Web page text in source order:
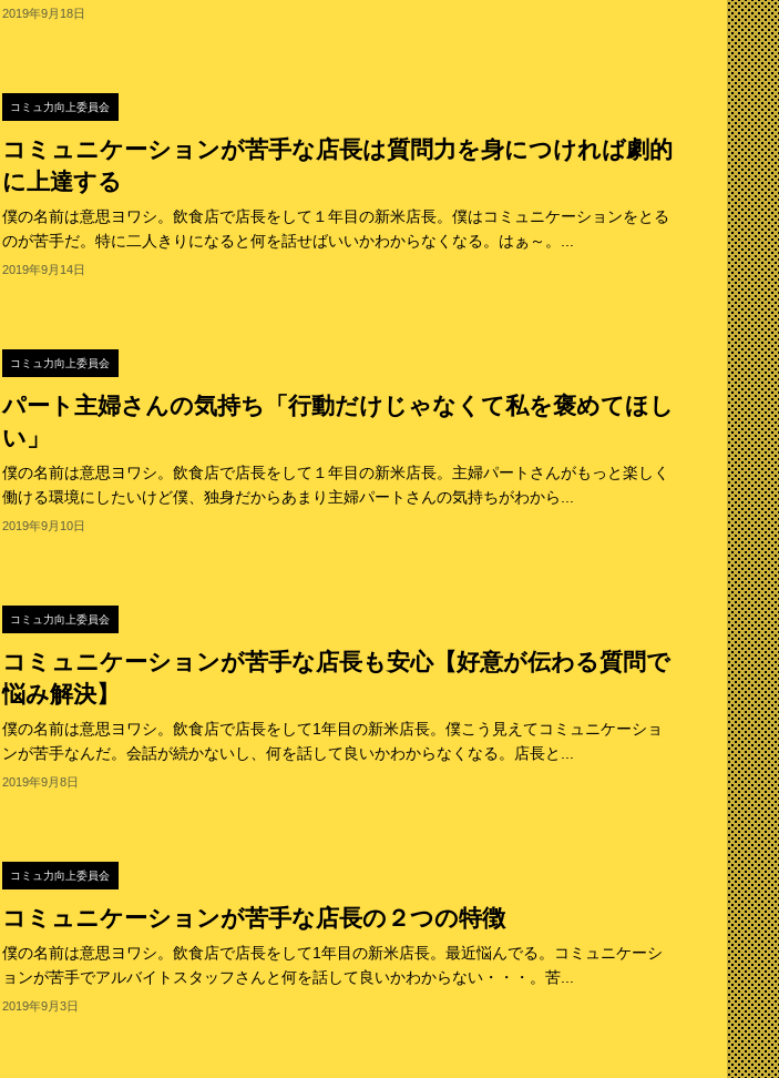
2019年9月18日
コミュ力向上委員会
コミュニケーションが苦手な店長は質問力を身につければ劇的
に上達する
僕の名前は意思ヨワシ。飲食店で店長をして１年目の新米店長。僕はコミュニケーションをとる
のが苦手だ。特に二人きりになると何を話せばいいかわからなくなる。はぁ～。...
2019年9月14日
コミュ力向上委員会
パート主婦さんの気持ち「行動だけじゃなくて私を褒めてほし
い」
僕の名前は意思ヨワシ。飲食店で店長をして１年目の新米店長。主婦パートさんがもっと楽しく
働ける環境にしたいけど僕、独身だからあまり主婦パートさんの気持ちがわから...
2019年9月10日
コミュ力向上委員会
コミュニケーションが苦手な店長も安心【好意が伝わる質問で
悩み解決】
僕の名前は意思ヨワシ。飲食店で店長をして1年目の新米店長。僕こう見えてコミュニケーショ
ンが苦手なんだ。会話が続かないし、何を話して良いかわからなくなる。店長と...
2019年9月8日
コミュ力向上委員会
コミュニケーションが苦手な店長の２つの特徴
僕の名前は意思ヨワシ。飲食店で店長をして1年目の新米店長。最近悩んでる。コミュニケーシ
ョンが苦手でアルバイトスタッフさんと何を話して良いかわからない・・・。苦...
2019年9月3日